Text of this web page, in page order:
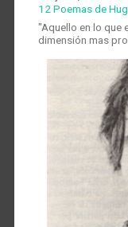
12 Poemas de
"Aquello en lo que
dimensión mas